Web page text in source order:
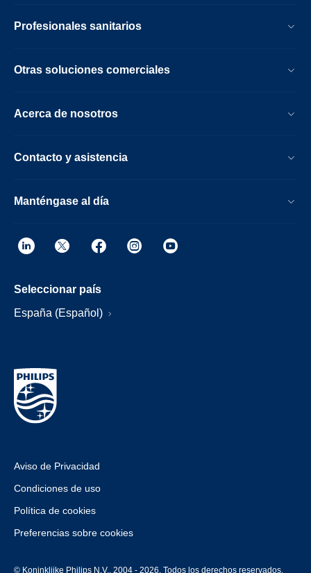
Profesionales sanitarios
Otras soluciones comerciales
Acerca de nosotros
Contacto y asistencia
Manténgase al día
Seleccionar país
España (Español)
Aviso de Privacidad
Condiciones de uso
Política de cookies
Preferencias sobre cookies
© Koninklijke Philips N.V., 2004 - 2026. Todos los derechos reservados.